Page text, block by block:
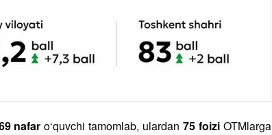
nafar o‘quvchi tamomlab, ulardan75 foizi OTMlarga